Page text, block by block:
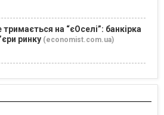
тримається на “єОселі”: банкірка
ринку (economist.com.ua)